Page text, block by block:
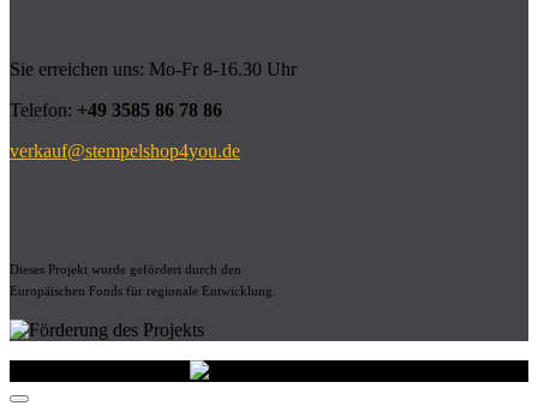
Sie erreichen uns: Mo-Fr 8-16.30 Uhr
Telefon: +49 3585 86 78 86
verkauf@stempelshop4you.de
Dieses Projekt wurde gefördert durch den
Europäischen Fonds für regionale Entwicklung.